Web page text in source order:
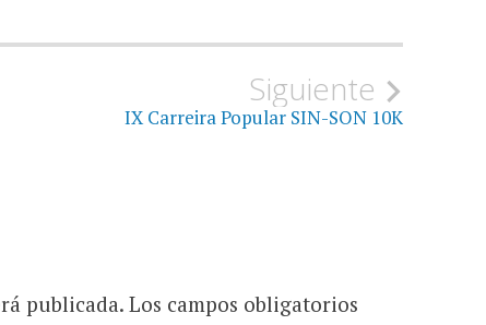
Siguiente
IX Carreira Popular SIN-SON 10K
publicada. Los campos obligatorios